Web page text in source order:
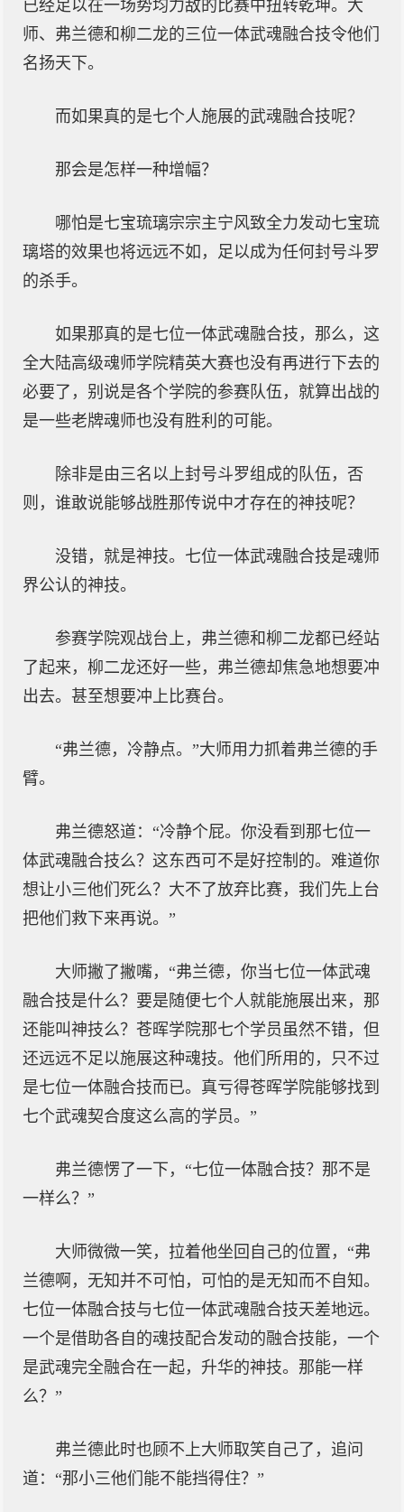
已经足以在一场势均力敌的比赛中扭转乾坤。大
师、弗兰德和柳二龙的三位一体武魂融合技令他们
名扬天下。
而如果真的是七个人施展的武魂融合技呢？
那会是怎样一种增幅？
哪怕是七宝琉璃宗宗主宁风致全力发动七宝琉
璃塔的效果也将远远不如，足以成为任何封号斗罗
的杀手。
如果那真的是七位一体武魂融合技，那么，这
全大陆高级魂师学院精英大赛也没有再进行下去的
必要了，别说是各个学院的参赛队伍，就算出战的
是一些老牌魂师也没有胜利的可能。
除非是由三名以上封号斗罗组成的队伍，否
则，谁敢说能够战胜那传说中才存在的神技呢？
没错，就是神技。七位一体武魂融合技是魂师
界公认的神技。
参赛学院观战台上，弗兰德和柳二龙都已经站
了起来，柳二龙还好一些，弗兰德却焦急地想要冲
出去。甚至想要冲上比赛台。
“弗兰德，冷静点。”大师用力抓着弗兰德的手
臂。
弗兰德怒道：“冷静个屁。你没看到那七位一
体武魂融合技么？这东西可不是好控制的。难道你
想让小三他们死么？大不了放弃比赛，我们先上台
把他们救下来再说。”
大师撇了撇嘴，“弗兰德，你当七位一体武魂
融合技是什么？要是随便七个人就能施展出来，那
还能叫神技么？苍晖学院那七个学员虽然不错，但
还远远不足以施展这种魂技。他们所用的，只不过
是七位一体融合技而已。真亏得苍晖学院能够找到
七个武魂契合度这么高的学员。”
弗兰德愣了一下，“七位一体融合技？那不是
一样么？”
大师微微一笑，拉着他坐回自己的位置，“弗
兰德啊，无知并不可怕，可怕的是无知而不自知。
七位一体融合技与七位一体武魂融合技天差地远。
一个是借助各自的魂技配合发动的融合技能，一个
是武魂完全融合在一起，升华的神技。那能一样
么？”
弗兰德此时也顾不上大师取笑自己了，追问
道：“那小三他们能不能挡得住？”